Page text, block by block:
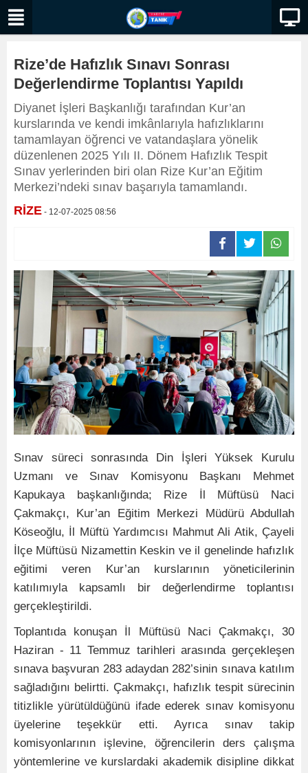
Rize’de Hafızlık Sınavı Sonrası
Değerlendirme Toplantısı Yapıldı
Diyanet İşleri Başkanlığı tarafından Kur’an
kurslarında ve kendi imkânlarıyla hafızlıklarını
tamamlayan öğrenci ve vatandaşlara yönelik
düzenlenen 2025 Yılı II. Dönem Hafızlık Tespit
Sınav yerlerinden biri olan Rize Kur’an Eğitim
Merkezi’ndeki sınav başarıyla tamamlandı.
RİZE - 12-07-2025 08:56
Sınav süreci sonrasında Din İşleri Yüksek Kurulu
Uzmanı ve Sınav Komisyonu Başkanı Mehmet
Kapukaya başkanlığında; Rize İl Müftüsü Naci
Çakmakçı, Kur’an Eğitim Merkezi Müdürü Abdullah
Köseoğlu, İl Müftü Yardımcısı Mahmut Ali Atik, Çayeli
İlçe Müftüsü Nizamettin Keskin ve il genelinde hafızlık
eğitimi veren Kur’an kurslarının yöneticilerinin
katılımıyla kapsamlı bir değerlendirme toplantısı
gerçekleştirildi.
Toplantıda konuşan İl Müftüsü Naci Çakmakçı, 30
Haziran - 11 Temmuz tarihleri arasında gerçekleşen
sınava başvuran 283 adaydan 282’sinin sınava katılım
sağladığını belirtti. Çakmakçı, hafızlık tespit sürecinin
titizlikle yürütüldüğünü ifade ederek sınav komisyonu
üyelerine teşekkür etti. Ayrıca sınav takip
komisyonlarının işlevine, öğrencilerin ders çalışma
yöntemlerine ve kurslardaki akademik disipline dikkat